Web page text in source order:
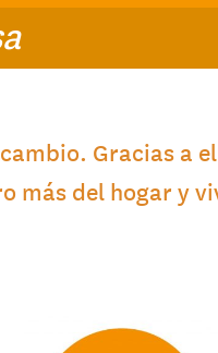
Gracias a
más del hogar y